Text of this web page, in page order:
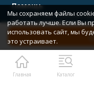
Главная Каталог
Помощь
Политика персональных
© 2001-2026 САДТЕХ24
Разработано вbodysite.ru
Мы сохраняем файлы
работать лучше. Если Вы
использовать сайт, мы
это устраивает.